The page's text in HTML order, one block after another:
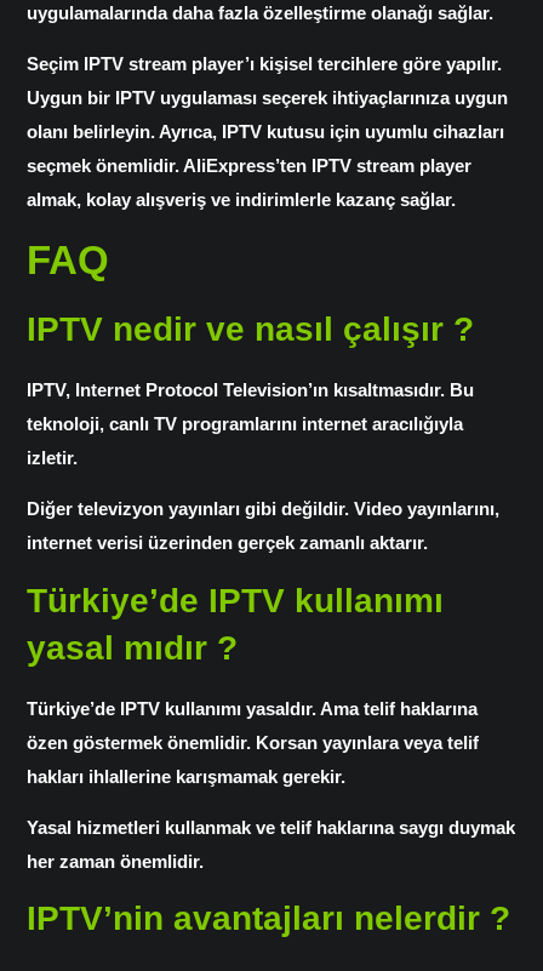
uygulamalarında daha fazla özelleştirme olanağı sağlar.
Seçim IPTV stream player’ı kişisel tercihlere göre yapılır.
Uygun bir IPTV uygulaması seçerek ihtiyaçlarınıza uygun
olanı belirleyin. Ayrıca, IPTV kutusu için uyumlu cihazları
seçmek önemlidir. AliExpress’ten IPTV stream player
almak, kolay alışveriş ve indirimlerle kazanç sağlar.
FAQ
IPTV nedir ve nasıl çalışır ?
IPTV, Internet Protocol Television’ın kısaltmasıdır. Bu
teknoloji, canlı TV programlarını internet aracılığıyla
izletir.
Diğer televizyon yayınları gibi değildir. Video yayınlarını,
internet verisi üzerinden gerçek zamanlı aktarır.
Türkiye’de IPTV kullanımı
yasal mıdır ?
Türkiye’de IPTV kullanımı yasaldır. Ama telif haklarına
özen göstermek önemlidir. Korsan yayınlara veya telif
hakları ihlallerine karışmamak gerekir.
Yasal hizmetleri kullanmak ve telif haklarına saygı duymak
her zaman önemlidir.
IPTV’nin avantajları nelerdir ?